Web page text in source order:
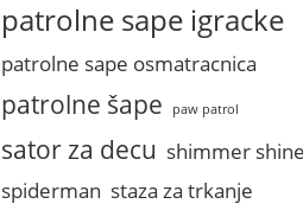
patrolne sape igracke
patrolne sape osmatracnica
patrolne šape paw patrol
sator za decu shimmer
spiderman staza za trkanje